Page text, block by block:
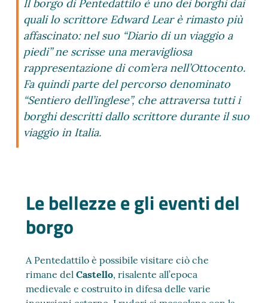
Il borgo di Pentedattilo è uno dei borghi dai
quali lo scrittore Edward Lear è rimasto più
affascinato: nel suo “Diario di un viaggio a
piedi” ne scrisse una meravigliosa
rappresentazione di com’era nell’Ottocento.
Fa quindi parte del percorso denominato
“Sentiero dell’inglese”, che attraversa tutti i
borghi descritti dallo scrittore durante il suo
viaggio in Italia.
Le bellezze e gli eventi del
borgo
A Pentedattilo è possibile visitare ciò che
rimane delCastello, risalente all’epoca
medievale e costruito in difesa delle varie